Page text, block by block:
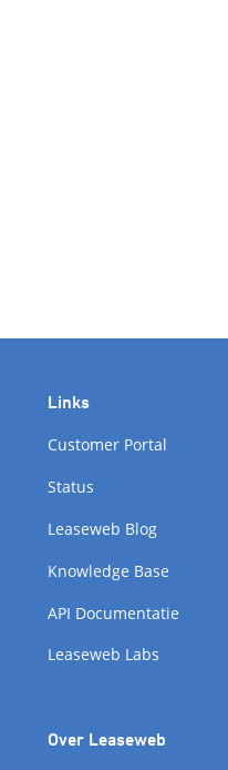
Links
Customer Portal
Status
Leaseweb Blog
Knowledge Base
API Documentatie
Leaseweb Labs
Over Leaseweb